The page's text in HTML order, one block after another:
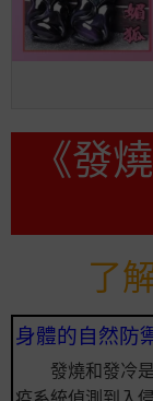
《發
了
身體的自然防
發燒和發冷